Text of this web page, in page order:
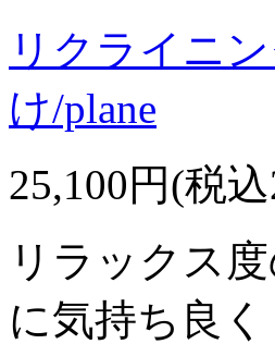
リクライニ
け/plane
25,100円(税
リラックス
に気持ち良